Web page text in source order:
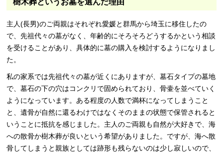
主人(長男)のご両親はそれぞれ愛媛と群馬から埼玉に移住したの
で、先祖代々の墓がなく、年齢的にそろそろどうするかという相談
を受けることがあり、具体的に墓の購入を検討するようになりまし
た。
私の家系では先祖代々の墓が近くにありますが、墓石タイプの墓地
で、墓石の下の穴はコンクリで固められており、骨壷を並べていく
ようになっています。ある程度の人数で満杯になってしまうこと
と、遺骨が自然に還るわけではなくそのままの状態で保管されると
いうことに抵抗を感じました。主人のご両親も自然が大好きで、海
への散骨か樹木葬が良いという希望がありました。ですが、海へ散
骨してしまうと親族としては跡形も残らないのは少し寂しいので、